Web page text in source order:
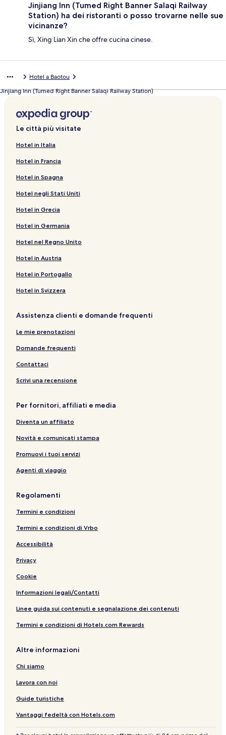
Jinjiang Inn (Tumed Right Banner Salaqi Railway
Station) ha dei ristoranti o posso trovarne nelle sue
vicinanze?
Sì, Xing Lian Xin che offre cucina cinese.
Hotel a Baotou
Jinjiang Inn (Tumed Right Banner Salaqi Railway Station)
Le città più visitate
Hotel in Italia
Hotel in Francia
Hotel in Spagna
Hotel negli Stati Uniti
Hotel in Grecia
Hotel in Germania
Hotel nel Regno Unito
Hotel in Austria
Hotel in Portogallo
Hotel in Svizzera
Assistenza clienti e domande frequenti
Le mie prenotazioni
Domande frequenti
Contattaci
Scrivi una recensione
Per fornitori, affiliati e media
Diventa un affiliato
Novità e comunicati stampa
Promuovi i tuoi servizi
Agenti di viaggio
Regolamenti
Termini e condizioni
Termini e condizioni di Vrbo
Accessibilità
Privacy
Cookie
Informazioni legali/Contatti
Linee guida sui contenuti e segnalazione dei contenuti
Termini e condizioni di Hotels.com Rewards
Altre informazioni
Chi siamo
Lavora con noi
Guide turistiche
Vantaggi fedeltà con Hotels.com